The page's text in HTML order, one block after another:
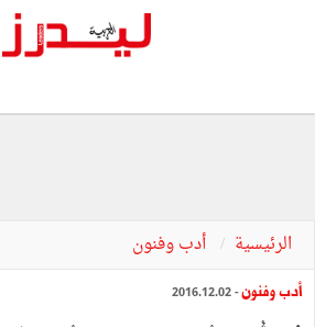
الرئيسية أدب وفنون
أدب وفنون- 2016.12.02